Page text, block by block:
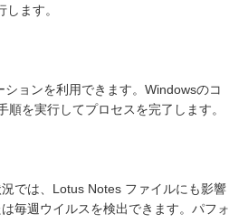
ます。
ョンを利用できます。Windowsのコ
を実行してプロセスを完了します。
では、Lotus Notes ファイルにも影響
毎週ウイルスを検出できます。パフォ